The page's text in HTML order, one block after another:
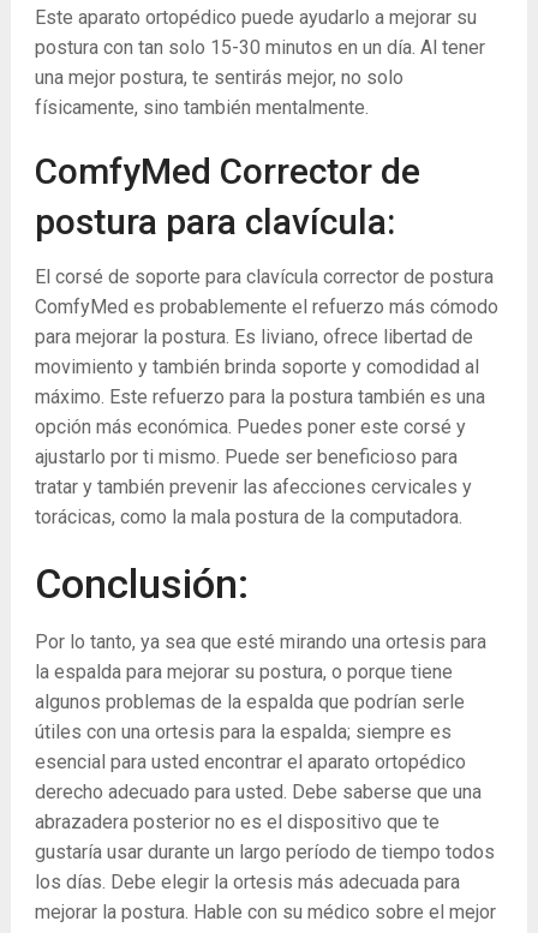
Este aparato ortopédico puede ayudarlo a mejorar su
postura con tan solo 15-30 minutos en un día. Al tener
una mejor postura, te sentirás mejor, no solo
físicamente, sino también mentalmente.
ComfyMed Corrector de
postura para clavícula:
El corsé de soporte para clavícula corrector de postura
ComfyMed es probablemente el refuerzo más cómodo
para mejorar la postura. Es liviano, ofrece libertad de
movimiento y también brinda soporte y comodidad al
máximo. Este refuerzo para la postura también es una
opción más económica. Puedes poner este corsé y
ajustarlo por ti mismo. Puede ser beneficioso para
tratar y también prevenir las afecciones cervicales y
torácicas, como la mala postura de la computadora.
Conclusión:
Por lo tanto, ya sea que esté mirando una ortesis para
la espalda para mejorar su postura, o porque tiene
algunos problemas de la espalda que podrían serle
útiles con una ortesis para la espalda; siempre es
esencial para usted encontrar el aparato ortopédico
derecho adecuado para usted. Debe saberse que una
abrazadera posterior no es el dispositivo que te
gustaría usar durante un largo período de tiempo todos
los días. Debe elegir la ortesis más adecuada para
mejorar la postura. Hable con su médico sobre el mejor